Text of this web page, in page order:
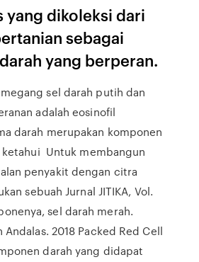
yang dikoleksi dari
sebagai
yang berperan.
sel darah putih dan
adalah eosinofil
darah merupakan komponen
Untuk membangun
penyakit dengan citra
sebuah Jurnal JITIKA, Vol.
sel darah merah.
Andalas. 2018 Packed Red Cell
darah yang didapat